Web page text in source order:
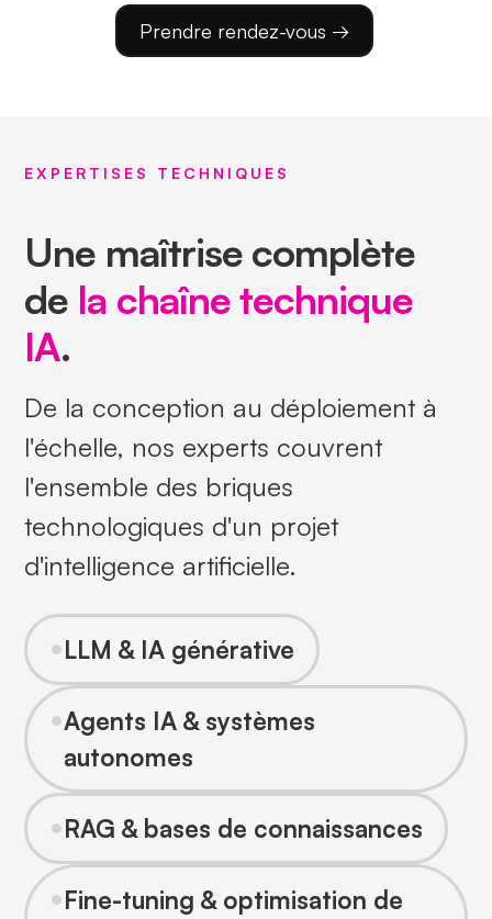
Prendre rendez-vous →
EXPERTISES TECHNIQUES
Une maîtrise complète
de la chaîne technique
IA.
De la conception au déploiement à
l'échelle, nos experts couvrent
l'ensemble des briques
technologiques d'un projet
d'intelligence artificielle.
•LLM & IA générative
•Agents IA & systèmes
autonomes
•RAG & bases de connaissances
•Fine-tuning & optimisation de